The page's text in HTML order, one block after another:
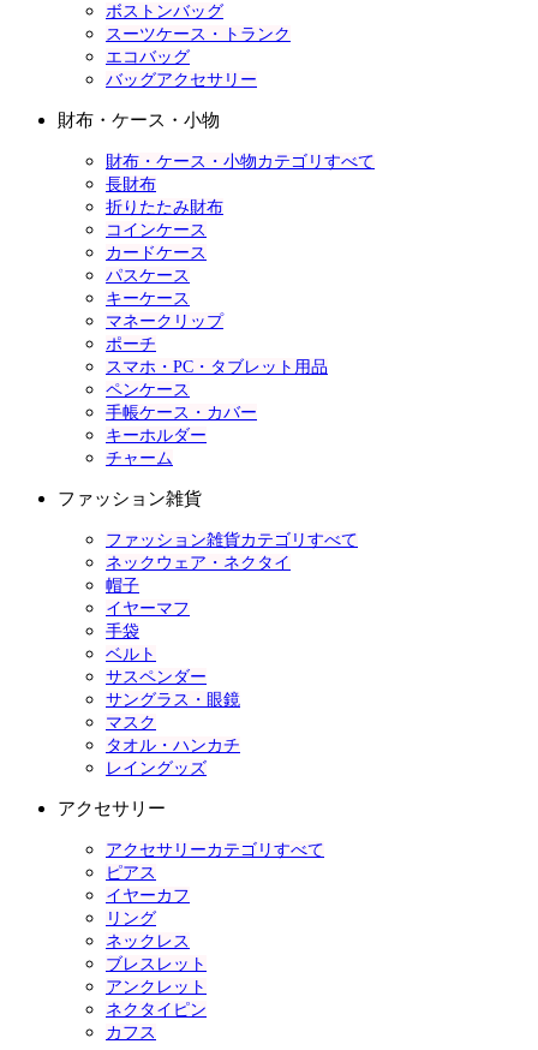
ボストンバッグ
スーツケース・トランク
エコバッグ
バッグアクセサリー
財布・ケース・小物
財布・ケース・小物カテゴリすべて
長財布
折りたたみ財布
コインケース
カードケース
パスケース
キーケース
マネークリップ
ポーチ
スマホ・PC・タブレット用品
ペンケース
手帳ケース・カバー
キーホルダー
チャーム
ファッション雑貨
ファッション雑貨カテゴリすべて
ネックウェア・ネクタイ
帽子
イヤーマフ
手袋
ベルト
サスペンダー
サングラス・眼鏡
マスク
タオル・ハンカチ
レイングッズ
アクセサリー
アクセサリーカテゴリすべて
ピアス
イヤーカフ
リング
ネックレス
ブレスレット
アンクレット
ネクタイピン
カフス